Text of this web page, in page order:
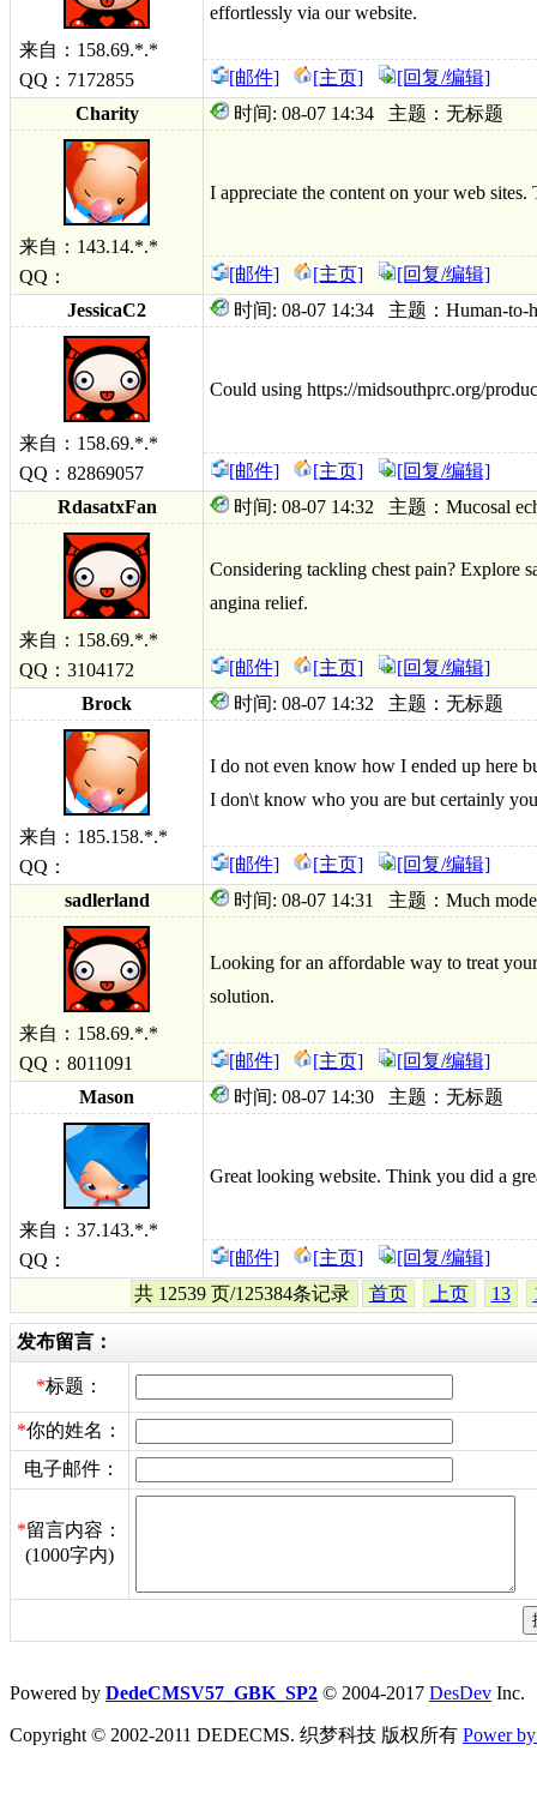
来自：158.69.*.*
QQ：7172855
effortlessly via our website.
[邮件] [主页]
[回复/编辑]
Charity
时间: 08-07 14:34 主题：无标题
来自：143.14.*.*
QQ：
I appreciate the content on your web sites.
[邮件] [主页]
[回复/编辑]
JessicaC2
时间: 08-07 14:34 主题：Human-to-
来自：158.69.*.*
QQ：82869057
Could using https://midsouthprc.org/
[邮件] [主页]
[回复/编辑]
RdasatxFan
时间: 08-07 14:32 主题：Mucosal
来自：158.69.*.*
QQ：3104172
Considering tackling chest pain? Explore
angina relief.
[邮件] [主页]
[回复/编辑]
Brock
时间: 08-07 14:32 主题：无标题
来自：185.158.*.*
QQ：
I do not even know how I ended up here
I don\t know who you are but certainly
[邮件] [主页]
[回复/编辑]
sadlerland
时间: 08-07 14:31 主题：Much
来自：158.69.*.*
QQ：8011091
Looking for an affordable way to treat
solution.
[邮件] [主页]
[回复/编辑]
Mason
时间: 08-07 14:30 主题：无标题
来自：37.143.*.*
QQ：
Great looking website. Think you did a
[邮件] [主页]
[回复/编辑]
共 12539 页/125384条记录
首页 上页 13
发布留言：
*标题：
*你的姓名：
电子邮件：
*留言内容：
(1000字内)
Powered by DedeCMSV57_GBK_SP2 © 2004-2017 DesDev Inc.
Copyright © 2002-2011 DEDECMS. 织梦科技 版权所有 Power